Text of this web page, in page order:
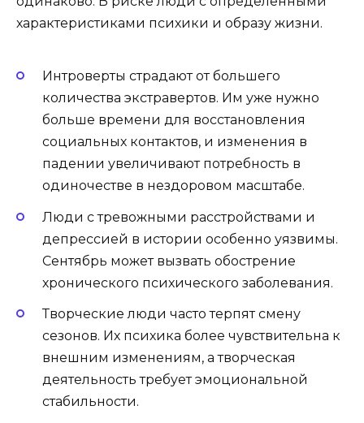
характеристиками психики и образу жизни.
Интроверты страдают от большего
количества экстравертов. Им уже нужно
больше времени для восстановления
социальных контактов, и изменения в
падении увеличивают потребность в
одиночестве в нездоровом масштабе.
Люди с тревожными расстройствами и
депрессией в истории особенно уязвимы.
Сентябрь может вызвать обострение
хронического психического заболевания.
Творческие люди часто терпят смену
сезонов. Их психика более чувствительна к
внешним изменениям, а творческая
деятельность требует эмоциональной
стабильности.